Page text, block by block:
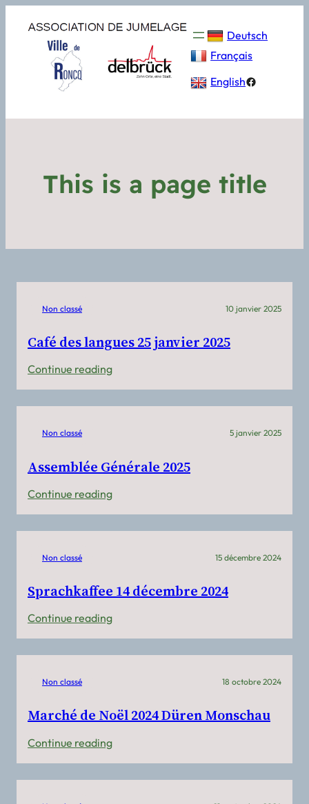
Deutsch
Français
EnglishFacebook
This is a page title
Non classé 10 janvier 2025
Café des langues 25 janvier 2025
Continue reading:
Café
des
janvier
Non classé 5 janvier 2025
Assemblée Générale 2025
Continue reading:
Assemblée
Générale
Non classé 15 décembre 2024
Sprachkaffee 14 décembre 2024
Continue reading:
Sprachkaffee
14
Non classé 18 octobre 2024
Marché de Noël 2024 Düren Monschau
Continue reading:
Marché
de